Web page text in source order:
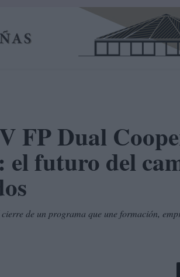
FP Dual
el futuro del
de un programa que une formación,